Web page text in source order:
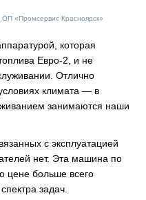
«Промсервис Красноярск»
которая
Евро-2, и не
Отлично
климата — в
занимаются наши
с эксплуатацией
нет. Эта машина по
цене больше всего
задач.